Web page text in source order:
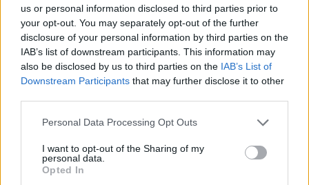
us or personal information disclosed to third parties prior to
your opt-out. You may separately opt-out of the further
disclosure of your personal information by third parties on the
IAB’s list of downstream participants. This information may
also be disclosed by us to third parties on the IAB’s List of
Downstream Participants that may further disclose it to other
Please note that this website/app uses one or more Google
not limited to your visit or usage behaviour. You may click to
grant or deny consent to Google and its third-party tags to
use your data for below specified purposes in below Google
Personal Data Processing Opt Outs
I want to opt-out of the Sharing of my
personal data.
Opted In